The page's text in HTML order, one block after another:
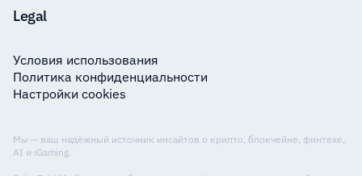
Legal
Условия использования
Политика конфиденциальности
Настройки cookies
Мы — ваш надёжный источник инсайтов о крипто, блокчейне, финтехе,
AI и iGaming.